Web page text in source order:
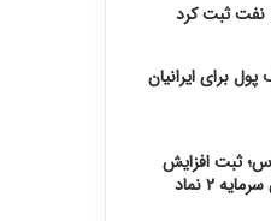
نفت ثبت کرد
میلیون کیف پول برای ایرانیان
ثبت افزایش
سرمایه ۳ شرکت و پیشنهاد افزایش سرمایه ۲ نماد